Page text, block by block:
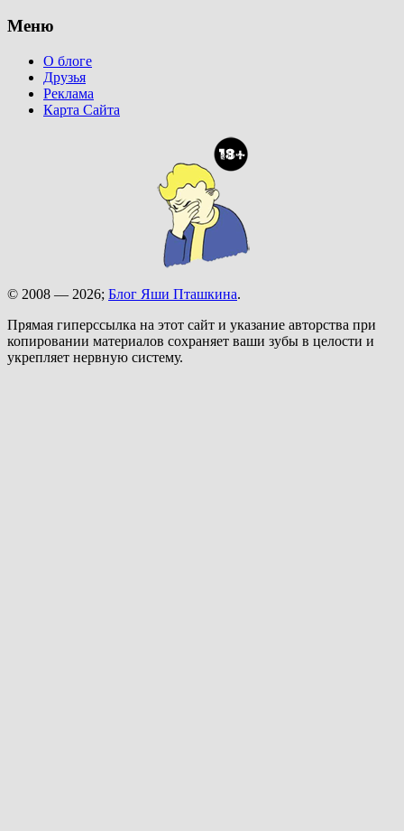
Меню
О блоге
Друзья
Реклама
Карта Сайта
© 2008 — 2026; Блог Яши Пташкина.
Прямая гиперссылка на этот сайт и указание авторства при
копировании материалов сохраняет ваши зубы в целости и
укрепляет нервную систему.